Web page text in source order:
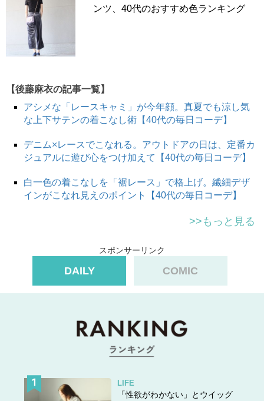
ンツ、40代のおすすめ色ランキング
【後藤麻衣の記事一覧】
アシメな「レースキャミ」が今年顔。真夏でも涼し気
な上下サテンの着こなし術【40代の毎日コーデ】
デニム×レースでこなれる。アウトドアの日は、定番カ
ジュアルに遊び心をつけ加えて【40代の毎日コーデ】
白一色の着こなしを「裾レース」で格上げ。繊細デザ
インがこなれ見えのポイント【40代の毎日コーデ】
>>もっと見る
スポンサーリンク
DAILY COMIC
LIFE
「性欲がわかない」とウイッグ